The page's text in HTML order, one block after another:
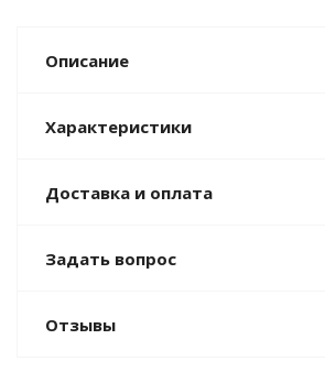
Описание
Характеристики
Доставка и оплата
Задать вопрос
Отзывы